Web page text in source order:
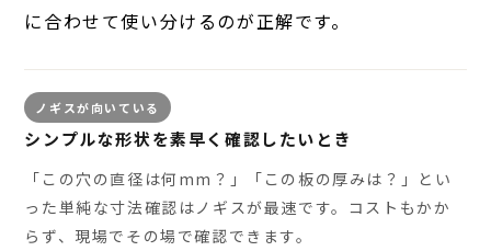
に合わせて使い分けるのが正解です。
ノギスが向いている
シンプルな形状を素早く確認したいとき
「この穴の直径は何mm？」「この板の厚みは？」とい
った単純な寸法確認はノギスが最速です。コストもかか
らず、現場でその場で確認できます。